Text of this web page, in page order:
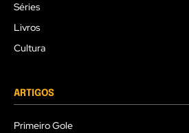
Séries
Livros
Cultura
ARTIGOS
Primeiro Gole